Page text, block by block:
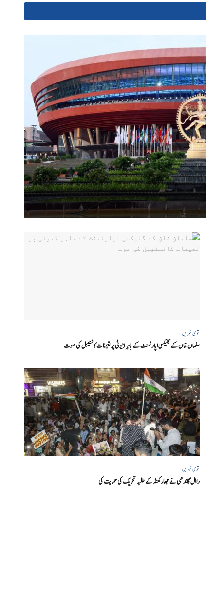
قومی خبریں
سلمان خان کے گلیکسی اپارٹمنٹ کے باہر ڈیوٹی پر تعینات کانسٹیبل کی موت
قومی خبریں
راہل گاندھی نے جھارکھنڈ کے طلبہ تحریک کی حمایت کی